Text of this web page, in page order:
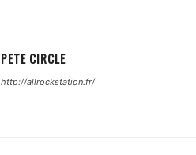
PETE CIRCLE
http://allrockstation.fr/